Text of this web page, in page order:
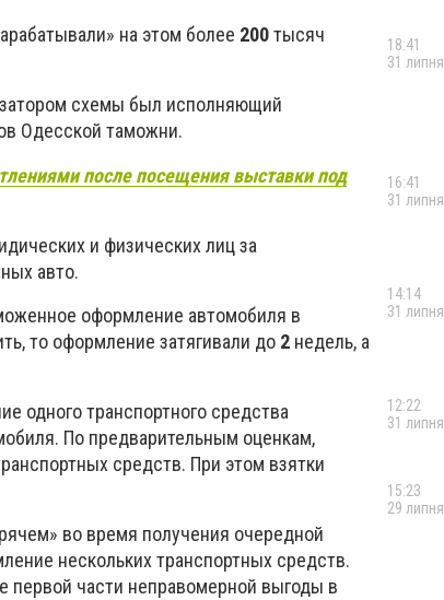
на этом более 200тысяч
схемы был исполняющий
Одесской таможни.
после посещения выставки под
и физических лиц за
авто.
оформление автомобиля в
то оформление затягивали до 2 недель, а
одного транспортного средства
По предварительным оценкам,
средств. При этом взятки
во время получения очередной
нескольких транспортных средств.
первой части неправомерной выгоды в
18:41
31 липня
16:41
31 липня
14:14
31 липня
12:22
31 липня
15:23
29 липня